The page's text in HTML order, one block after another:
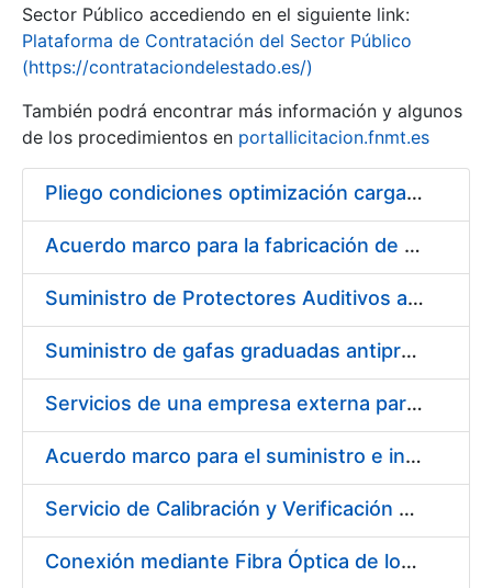
Erakutsi/Ezkutatu
Sector Público accediendo en el siguiente link:
Plataforma de Contratación del Sector Público
(https://contrataciondelestado.es/)
También podrá encontrar más información y algunos
de los procedimientos en portallicitacion.fnmt.es
Pliego condiciones optimización cargas compras firmado
Acuerdo marco para la fabricación de piezas
Suministro de Protectores Auditivos a medida para las personas trabajadoras de los Centros de Trabajo de Madrid y Burgos
Suministro de gafas graduadas antiproyecciones para los trabajadores de la FNMT-RCM en los centros de trabajo de Madrid y Burgos
Servicios de una empresa externa para el asesoramiento y resolución de los recursos de alzada que se presentan relacionados con procesos de selección para la FNMT-RCM
Acuerdo marco para el suministro e instalación de persianas, estores y otros complementos
Servicio de Calibración y Verificación Externa de los Equipos de Medición del Servicio de Prevención de la FNMT-RCM
Conexión mediante Fibra Óptica de los Centros de Proceso de Datos (CPDs) de las sedes de la FNMT-RCM de Burgos y Madrid